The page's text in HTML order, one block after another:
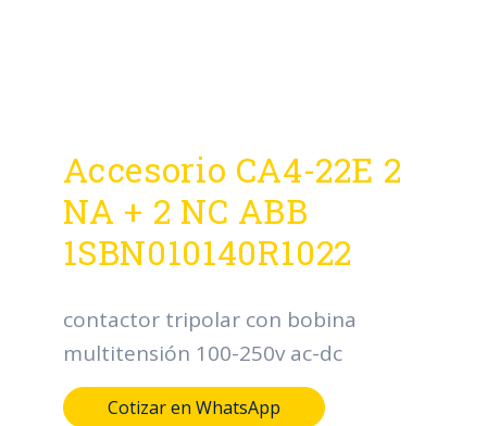
Accesorio CA4-22E 2
NA + 2 NC ABB
1SBN010140R1022
contactor tripolar con bobina
multitensión 100-250v ac-dc
Cotizar en WhatsApp